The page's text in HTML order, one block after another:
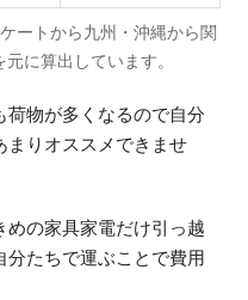
ートから九州・沖縄から関
に算出しています。
荷物が多くなるので自分
まりオススメできませ
めの家具家電だけ引っ越
分たちで運ぶことで費用